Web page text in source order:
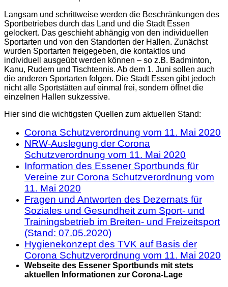
Langsam und schrittweise werden die Beschränkungen des
Sportbetriebes durch das Land und die Stadt Essen
gelockert. Das geschieht abhängig von den individuellen
Sportarten und von den Standorten der Hallen. Zunächst
wurden Sportarten freigegeben, die kontaktlos und
individuell ausgeübt werden können – so z.B. Badminton,
Kanu, Rudern und Tischtennis. Ab dem 1. Juni sollen auch
die anderen Sportarten folgen. Die Stadt Essen gibt jedoch
nicht alle Sportstätten auf einmal frei, sondern öffnet die
einzelnen Hallen sukzessive.
Hier sind die wichtigsten Quellen zum aktuellen Stand:
Corona Schutzverordnung vom 11. Mai 2020
NRW-Auslegung der Corona
Schutzverordnung vom 11. Mai 2020
Information des Essener Sportbunds für
Vereine zur Corona Schutzverordnung vom
11. Mai 2020
Fragen und Antworten des Dezernats für
Soziales und Gesundheit zum Sport- und
Trainingsbetrieb im Breiten- und Freizeitsport
(Stand: 07.05.2020)
Hygienekonzept des TVK auf Basis der
Corona Schutzverordnung vom 11. Mai 2020
Webseite des Essener Sportbunds mit stets
aktuellen Informationen zur Corona-Lage